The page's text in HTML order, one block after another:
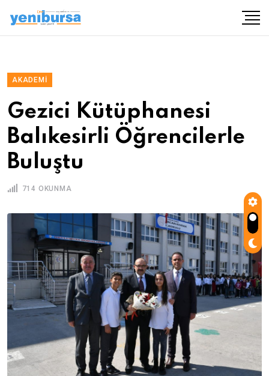
AKADEMI
Gezici Kütüphanesi
Balıkesirli Öğrencilerle
Buluştu
714 OKUNMA